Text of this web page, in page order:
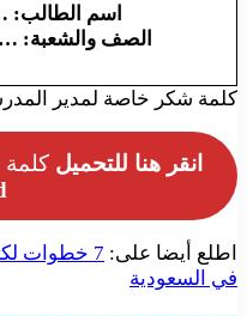
اسم
الصف
كلمة شكر خاصة لمدير
انقر هنا للتحميل
اطلع أيضا على:
7 خطوات
في السعودية